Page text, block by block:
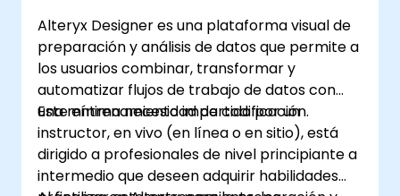
Alteryx Designer es una plataforma visual de
preparación y análisis de datos que permite a
los usuarios combinar, transformar y
automatizar flujos de trabajo de datos con
una mínima necesidad de codificación.
Este entrenamiento impartido por un
instructor, en vivo (en línea o en sitio), está
dirigido a profesionales de nivel principiante a
intermedio que deseen adquirir habilidades